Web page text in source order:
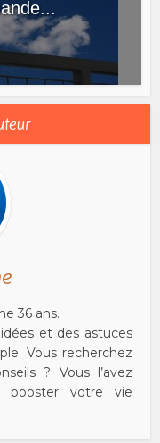
36 ans.
et des astuces
Vous recherchez
? Vous l’avez
votre vie